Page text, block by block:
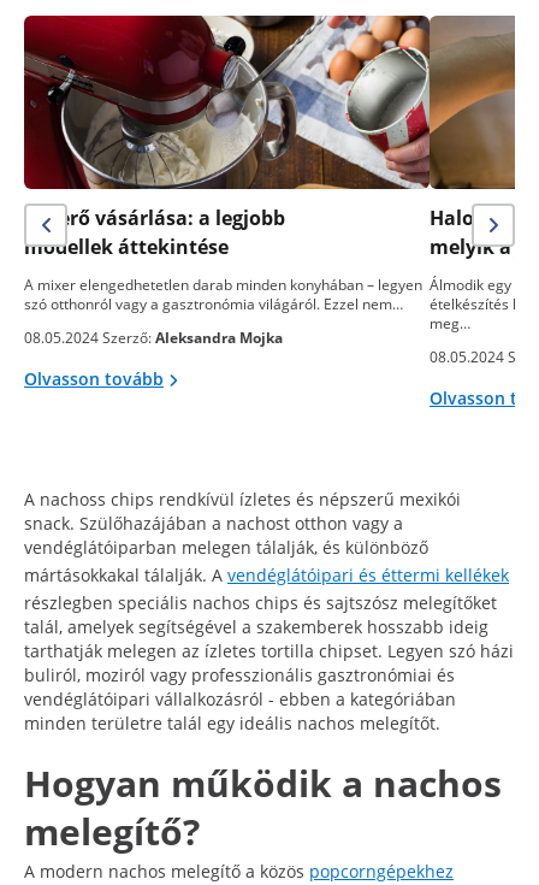
Keverő vásárlása: a legjobb
modellek áttekintése
A mixer elengedhetetlen darab minden konyhában – legyen
szó otthonról vagy a gasztronómia világáról. Ezzel nem…
08.05.2024 Szerző:Aleksandra Mojka
Olvasson tovább
Halogén
melyik a
Álmodik egy
ételkészítés
meg…
08.05.2024
Olvasson
A nachoss chips rendkívül ízletes és népszerű mexikói
snack. Szülőhazájában a nachost otthon vagy a
vendéglátóiparban melegen tálalják, és különböző
mártásokkakal tálalják. A vendéglátóipari és éttermi kellékek
részlegben speciális nachos chips és sajtszósz melegítőket
talál, amelyek segítségével a szakemberek hosszabb ideig
tarthatják melegen az ízletes tortilla chipset. Legyen szó házi
buliról, moziról vagy professzionális gasztronómiai és
vendéglátóipari vállalkozásról - ebben a kategóriában
minden területre talál egy ideális nachos melegítőt.
Hogyan működik a nachos
melegítő?
A modern nachos melegítő a közös popcorngépekhez